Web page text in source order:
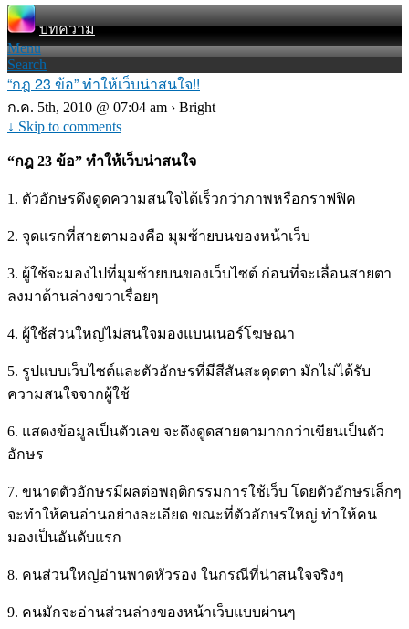
บทความ
Menu
Search
“กฎ 23 ข้อ” ทำให้เว็บน่าสนใจ!!
ก.ค. 5th, 2010 @ 07:04 am › Bright
↓ Skip to comments
“กฎ 23 ข้อ” ทำให้เว็บน่าสนใจ
1. ตัวอักษรดึงดูดความสนใจได้เร็วกว่าภาพหรือกราฟฟิค
2. จุดแรกที่สายตามองคือ มุมซ้ายบนของหน้าเว็บ
3. ผู้ใช้จะมองไปที่มุมซ้ายบนของเว็บไซต์ ก่อนที่จะเลื่อนสายตา
ลงมาด้านล่างขวาเรื่อยๆ
4. ผู้ใช้ส่วนใหญ่ไม่สนใจมองแบนเนอร์โฆษณา
5. รูปแบบเว็บไซต์และตัวอักษรที่มีสีสันสะดุดตา มักไม่ได้รับ
ความสนใจจากผู้ใช้
6. แสดงข้อมูลเป็นตัวเลข จะดึงดูดสายตามากกว่าเขียนเป็นตัว
อักษร
7. ขนาดตัวอักษรมีผลต่อพฤติกรรมการใช้เว็บ โดยตัวอักษรเล็กๆ
จะทำให้คนอ่านอย่างละเอียด ขณะที่ตัวอักษรใหญ่ ทำให้คน
มองเป็นอันดับแรก
8. คนส่วนใหญ่อ่านพาดหัวรอง ในกรณีที่น่าสนใจจริงๆ
9. คนมักจะอ่านส่วนล่างของหน้าเว็บแบบผ่านๆ